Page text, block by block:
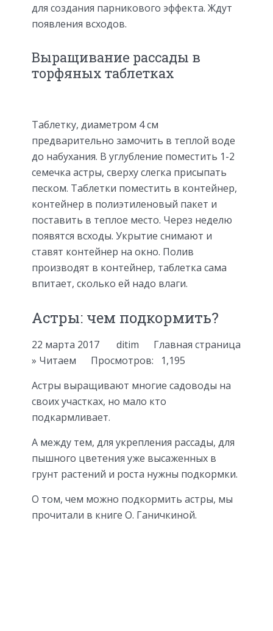
для создания парникового эффекта. Ждут
появления всходов.
Выращивание рассады в
торфяных таблетках
Таблетку, диаметром 4 см
предварительно замочить в теплой воде
до набухания. В углубление поместить 1-2
семечка астры, сверху слегка присыпать
песком. Таблетки поместить в контейнер,
контейнер в полиэтиленовый пакет и
поставить в теплое место. Через неделю
появятся всходы. Укрытие снимают и
ставят контейнер на окно. Полив
производят в контейнер, таблетка сама
впитает, сколько ей надо влаги.
Астры: чем подкормить?
22 марта 2017 ditim Главная страница
» Читаем Просмотров: 1,195
Астры выращивают многие садоводы на
своих участках, но мало кто
подкармливает.
А между тем, для укрепления рассады, для
пышного цветения уже высаженных в
грунт растений и роста нужны подкормки.
О том, чем можно подкормить астры, мы
прочитали в книге О. Ганичкиной.